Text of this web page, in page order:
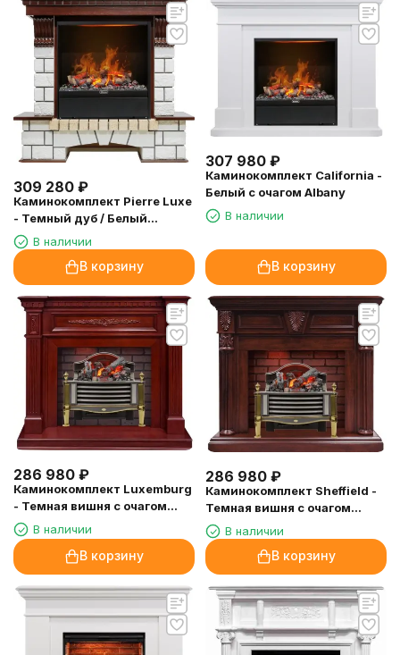
309 280 ₽
Каминокомплект Pierre Luxe
- Темный дуб / Белый
(Высота 1040мм) с очагом
Albany
В наличии
В корзину
307 980 ₽
Каминокомплект California -
Белый с очагом Albany
В наличии
В корзину
286 980 ₽
Каминокомплект Luxemburg
- Темная вишня с очагом
Rothesay
В наличии
В корзину
286 980 ₽
Каминокомплект Sheffield -
Темная вишня с очагом
Rothesay
В наличии
В корзину